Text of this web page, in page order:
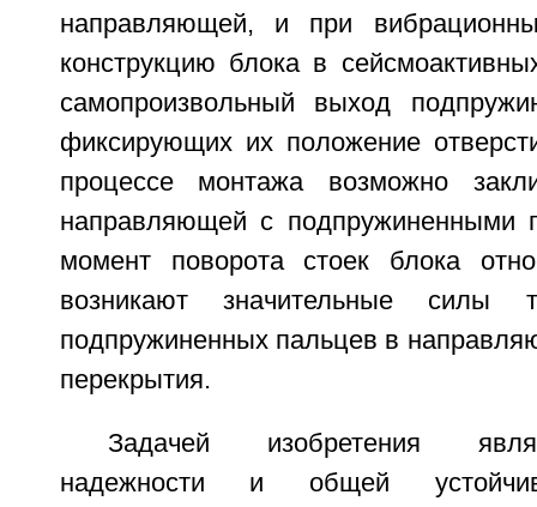
направляющей, и при
конструкцию блока в
самопроизвольный выход
фиксирующих их положение
процессе монтажа возможно
направляющей с подпружиненными
момент поворота стоек блока
возникают значительные силы
подпружиненных пальцев в
перекрытия.
Задачей изобретения
надежности и общей